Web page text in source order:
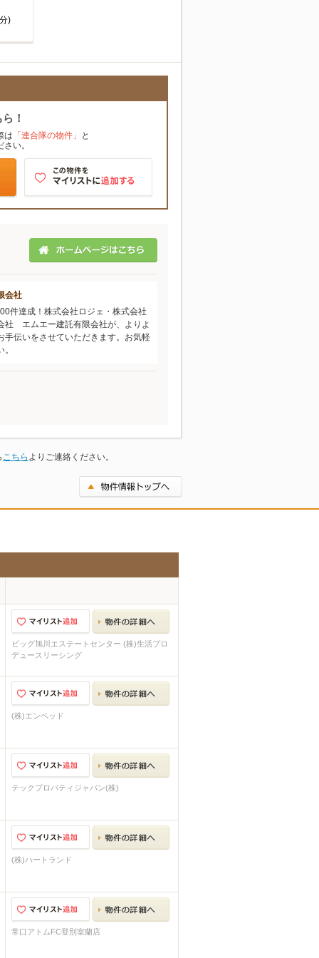
分)
！
は 「連合隊の物件」
と
い。
会社
件達成！株式会社ロジェ・株式会社
社 エムエー建託有限会社が、よりよ
手伝いをさせていただきます。お気軽
こちら よりご連絡ください。
ビッグ旭川エステートセンター (株)生活プロ
デュースリーシング
(株)エンベッド
テックプロパティジャパン(株)
(株)ハートランド
常口アトムFC登別室蘭店